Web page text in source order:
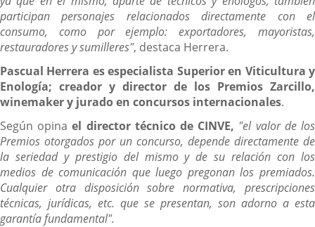
participan personajes relacionados directamente con el
consumo, como por ejemplo: exportadores, mayoristas,
restauradores y sumilleres", destaca Herrera.
Pascual Herrera es especialista Superior en Viticultura y
Enología; creador y director de los Premios Zarcillo,
winemaker y jurado en concursos internacionales.
Según opinael director técnico de CINVE, "el valor de los
Premios otorgados por un concurso, depende directamente de
la seriedad y prestigio del mismo y de su relación con los
medios de comunicación que luego pregonan los premiados.
Cualquier otra disposición sobre normativa, prescripciones
técnicas, jurídicas, etc. que se presentan, son adorno a esta
garantía fundamental".